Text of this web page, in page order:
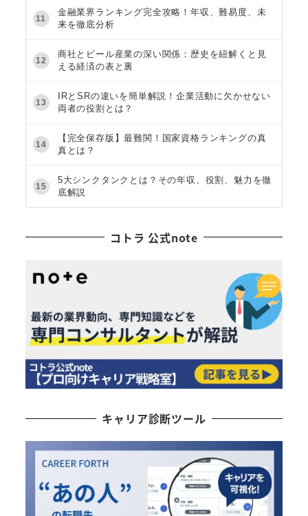
11
金融業界ランキング完全攻略！年収、難易度、未
来を徹底分析
12
商社とビール産業の深い関係：歴史を紐解くと見
える経済の表と裏
13
IRとSRの違いを簡単解説！企業活動に欠かせない
両者の役割とは？
14
【完全保存版】最難関！国家資格ランキングの真
真とは？
15
5大シンクタンクとは？その年収、役割、魅力を徹
底解説
コトラ 公式note
キャリア診断ツール